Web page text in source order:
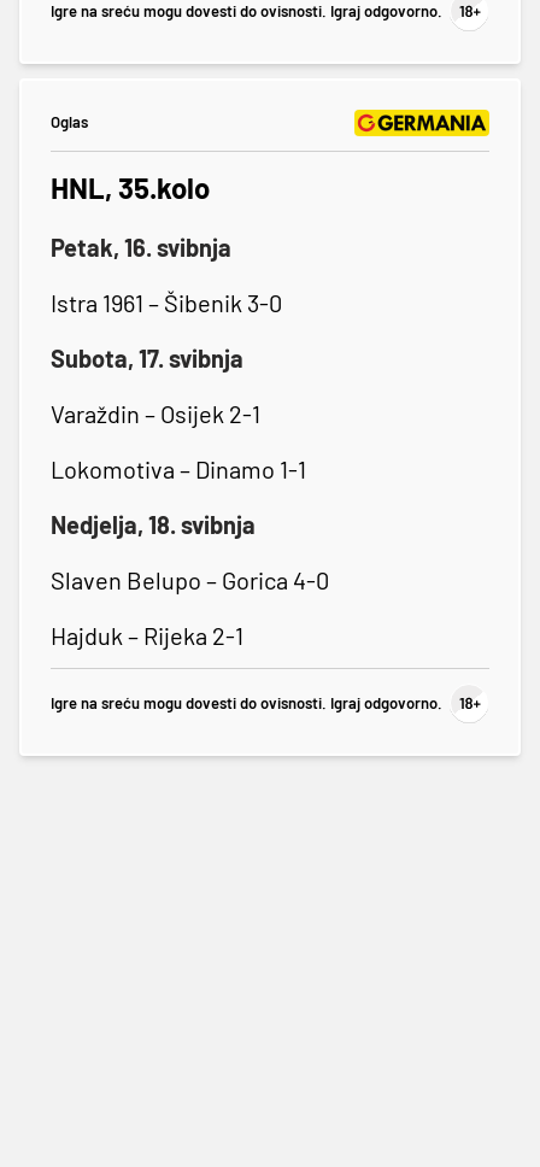
Igre na sreću mogu dovesti do ovisnosti. Igraj odgovorno.
Oglas
HNL, 35.kolo
Petak, 16. svibnja
Istra 1961 – Šibenik 3-0
Subota, 17. svibnja
Varaždin – Osijek 2-1
Lokomotiva – Dinamo 1-1
Nedjelja, 18. svibnja
Slaven Belupo – Gorica 4-0
Hajduk – Rijeka 2-1
Igre na sreću mogu dovesti do ovisnosti. Igraj odgovorno.